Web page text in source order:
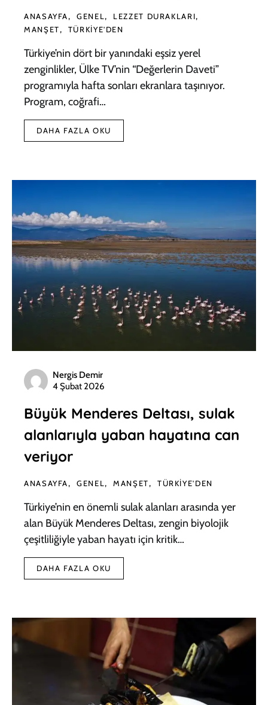
ANASAYFA GENEL
LEZZET DURAKLARI
MANŞET
TÜRKIYE'DEN
Türkiye’nin dört bir yanındaki eşsiz yerel
zenginlikler, Ülke TV’nin “Değerlerin Daveti”
programıyla hafta sonları ekranlara taşınıyor.
Program, coğrafi…
DAHA FAZLA OKU
Nergis Demir
4 Şubat 2026
Büyük Menderes Deltası, sulak
alanlarıyla yaban hayatına can
veriyor
ANASAYFA GENEL MANŞET TÜRKIYE'DEN
Türkiye’nin en önemli sulak alanları arasında yer
alan Büyük Menderes Deltası, zengin biyolojik
çeşitliliğiyle yaban hayatı için kritik…
DAHA FAZLA OKU